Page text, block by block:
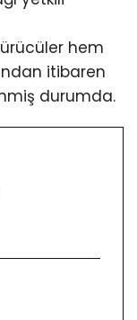
hem
itibaren
durumda.